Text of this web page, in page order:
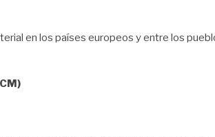
en los países europeos y entre los